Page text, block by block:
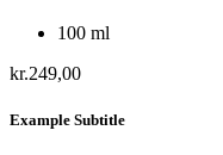
100 ml
kr.249,00
Example Subtitle